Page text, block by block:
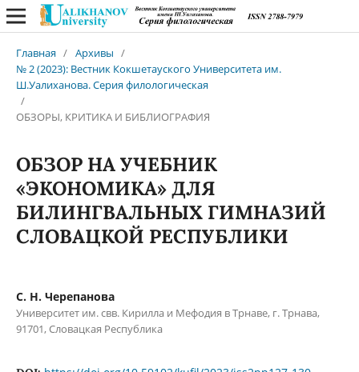
Главная / Архивы /
№ 2 (2023): Вестник Кокшетауского Университета им.
Ш.Уалиханова. Серия филологическая
/
ОБЗОРЫ, КРИТИКА И БИБЛИОГРАФИЯ
ОБЗОР НА УЧЕБНИК
«ЭКОНОМИКА» ДЛЯ
БИЛИНГВАЛЬНЫХ ГИМНАЗИЙ
СЛОВАЦКОЙ РЕСПУБЛИКИ
С. Н. Черепанова
Университет им. свв. Кирилла и Мефодия в Трнаве, г. Трнава,
91701, Словацкая Республика